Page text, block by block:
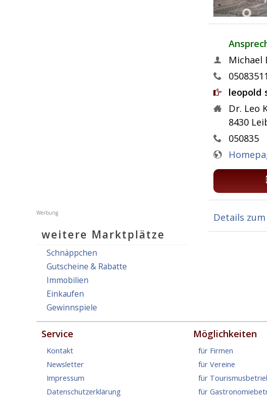
Michael
05083511
leopold
Dr. Leo
8430
050835
Details
weitere Marktplätze
Schnäppchen
Gutscheine & Rabatte
Immobilien
Einkaufen
Gewinnspiele
Service
Kontakt
Newsletter
Impressum
Datenschutzerklärung
Möglichkeiten
für Firmen
für Vereine
für
für